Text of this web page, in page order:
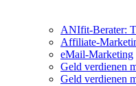
ANIfit-Berater:
Affiliate-
eMail-Marketing
Geld verdienen
Geld verdienen